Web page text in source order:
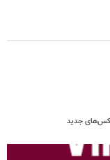
عکس‌های جدید